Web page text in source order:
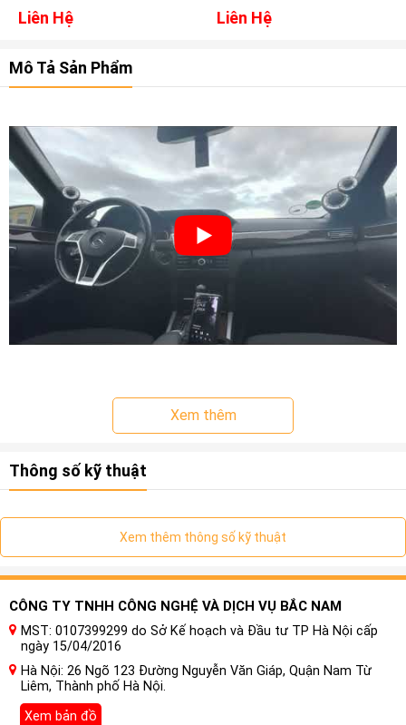
Liên Hệ Liên Hệ
Mô Tả Sản Phẩm
Xem thêm
Thông số kỹ thuật
Xem thêm thông số kỹ thuật
CÔNG TY TNHH CÔNG NGHỆ VÀ DỊCH VỤ BẮC NAM
MST: 0107399299 do Sở Kế hoạch và Đầu tư TP Hà Nội cấp
ngày 15/04/2016
Hà Nội: 26 Ngõ 123 Đường Nguyễn Văn Giáp, Quận Nam Từ
Liêm, Thành phố Hà Nội.
Xem bản đồ